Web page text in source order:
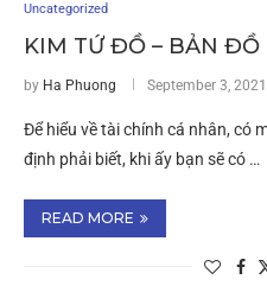
Uncategorized
KIM TỨ ĐỒ – BẢN ĐỒ
by Ha Phuong September 3, 2021
Để hiểu về tài chính cá nhân, có
định phải biết, khi ấy bạn sẽ có …
READ MORE